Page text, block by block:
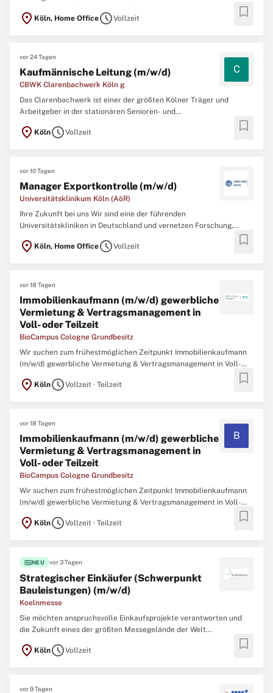
betreuen wir ca. 600 Bewohnerinnen und Bewohner an insgesamt
location_on Köln, Home OfficescheduleVollzeit bookmark
vor 24 Tagen
Kaufmännische Leitung (m/w/d)
CBWK Clarenbachwerk Köln g
C
Das Clarenbachwerk ist einer der größten Kölner Träger und
Arbeitgeber in der stationären Senioren- und
betreuen wir ca. 600 Bewohnerinnen und Bewohner an insgesamt
location_on KölnscheduleVollzeit bookmark
vor 10 Tagen
Manager Exportkontrolle (m/w/d)
Universitätsklinikum Köln (AöR)
Ihre Zukunft bei uns Wir sind eine der führenden
Universitätskliniken in Deutschland und vernetzen Forschung,
Lehre und Krankenversorgung auf Spitzenniveau. Darum ist auch
vieles bei uns eine Nummer größer: das Spektrum an spannenden
location_on Köln, Home OfficescheduleVollzeit bookmark
vor 18 Tagen
Immobilienkaufmann (m/w/d) gewerbliche
Vermietung & Vertragsmanagement in
Voll- oder Teilzeit
BioCampus Cologne Grundbesitz
Wir suchen zum frühestmöglichen Zeitpunkt Immobilienkaufmann
(m/w/d) gewerbliche Vermietung & Vertragsmanagement in Voll-
oder Teilzeit Mit dem BioCampus Cologne (BCC) und dem RTZ Köln
bieten Tochterunternehmen der Stadt Köln ein ideales Umfeld für
location_on KölnscheduleVollzeit · Teilzeit bookmark
vor 18 Tagen
Immobilienkaufmann (m/w/d) gewerbliche
Vermietung & Vertragsmanagement in
Voll- oder Teilzeit
BioCampus Cologne Grundbesitz
B
Wir suchen zum frühestmöglichen Zeitpunkt Immobilienkaufmann
(m/w/d) gewerbliche Vermietung & Vertragsmanagement in Voll-
oder TeilzeitMit dem BioCampus Cologne (BCC) und dem RTZ Köln
bieten Tochterunternehmen der Stadt Köln ein ideales Umfeld für
location_on KölnscheduleVollzeit · Teilzeit bookmark
fiber_newNEU vor 3 Tagen
Strategischer Einkäufer (Schwerpunkt
Bauleistungen) (m/w/d)
Koelnmesse
Sie möchten anspruchsvolle Einkaufsprojekte verantworten und
die Zukunft eines der größten Messegelände der Welt
mitgestalten? Dann sind Sie bei uns genau richtig. Als strategischer
Einkäufer (m/w/d) steuern Sie eigenverantwortlich
location_on KölnscheduleVollzeit bookmark
vor 9 Tagen